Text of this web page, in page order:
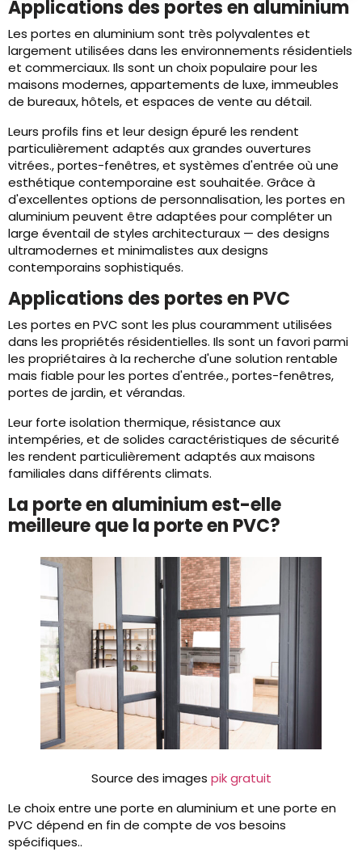
Applications des portes en aluminium
Les portes en aluminium sont très polyvalentes et
largement utilisées dans les environnements résidentiels
et commerciaux. Ils sont un choix populaire pour les
maisons modernes, appartements de luxe, immeubles
de bureaux, hôtels, et espaces de vente au détail.
Leurs profils fins et leur design épuré les rendent
particulièrement adaptés aux grandes ouvertures
vitrées., portes-fenêtres, et systèmes d'entrée où une
esthétique contemporaine est souhaitée. Grâce à
d'excellentes options de personnalisation, les portes en
aluminium peuvent être adaptées pour compléter un
large éventail de styles architecturaux — des designs
ultramodernes et minimalistes aux designs
contemporains sophistiqués.
Applications des portes en PVC
Les portes en PVC sont les plus couramment utilisées
dans les propriétés résidentielles. Ils sont un favori parmi
les propriétaires à la recherche d'une solution rentable
mais fiable pour les portes d'entrée., portes-fenêtres,
portes de jardin, et vérandas.
Leur forte isolation thermique, résistance aux
intempéries, et de solides caractéristiques de sécurité
les rendent particulièrement adaptés aux maisons
familiales dans différents climats.
La porte en aluminium est-elle
meilleure que la porte en PVC?
Source des images pik gratuit
Le choix entre une porte en aluminium et une porte en
PVC dépend en fin de compte de vos besoins
spécifiques..